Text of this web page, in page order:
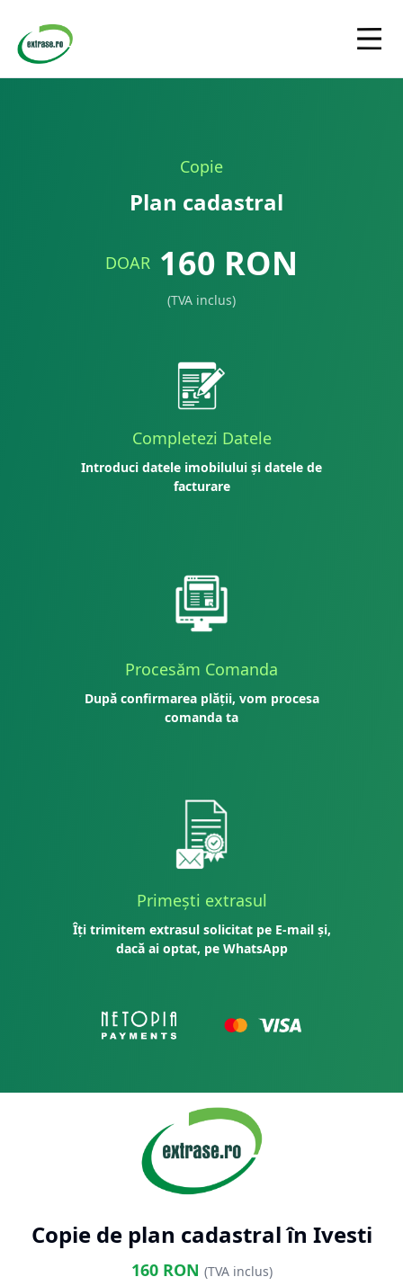
Copie
Plan cadastral
DOAR 160 RON
(TVA inclus)
Completezi Datele
Introduci datele imobilului și datele de
facturare
Procesăm Comanda
După confirmarea plății, vom procesa
comanda ta
Primești extrasul
Îți trimitem extrasul solicitat pe E-mail și,
dacă ai optat, pe WhatsApp
Copie de plan cadastral în Ivesti
160RON (TVA inclus)